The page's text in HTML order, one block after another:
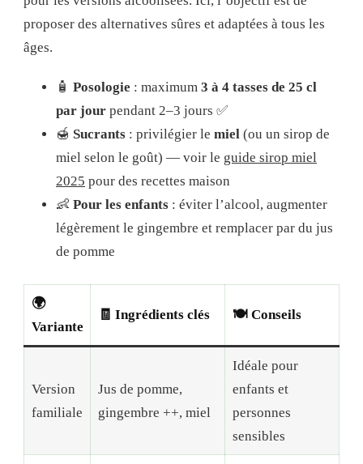
proposer des alternatives sûres et adaptées à tous les
âges.
🧴 Posologie : maximum 3 à 4 tasses de 25 cl
par jour pendant 2–3 jours ✅
🍯 Sucrants : privilégier le miel (ou un sirop de
miel selon le goût) — voir le guide sirop miel
2025 pour des recettes maison
👶 Pour les enfants : éviter l’alcool, augmenter
légèrement le gingembre et remplacer par du jus
de pomme
🌍
Variante
🧾 Ingrédients clés 🍽️ Conseils
Version
familiale
Jus de pomme,
gingembre ++, miel
Idéale pour
enfants et
personnes
sensibles